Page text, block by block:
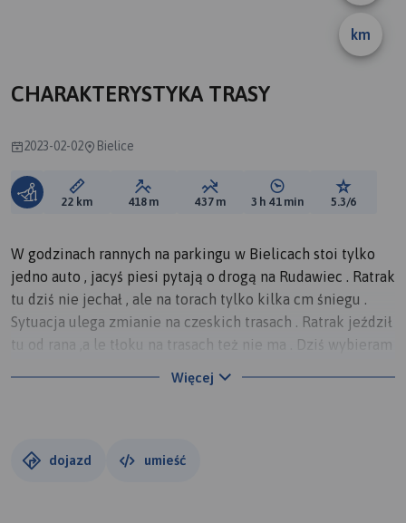
km
CHARAKTERYSTYKA TRASY
2023-02-02 Bielice
Długość trasy:
22 km Suma przewyższeń:
418 m Suma spadków:
437 m Średni czas potrzebny
3 h 41 min Ocena
5.3/6
W godzinach rannych na parkingu w Bielicach stoi tylko
jedno auto , jacyś piesi pytają o drogą na Rudawiec . Ratrak
tu dziś nie jechał , ale na torach tylko kilka cm śniegu .
Sytuacja ulega zmianie na czeskich trasach . Ratrak jeździł
tu od rana ,a le tłoku na trasach też nie ma . Dziś wybieram
Więcej
dojazd umieść